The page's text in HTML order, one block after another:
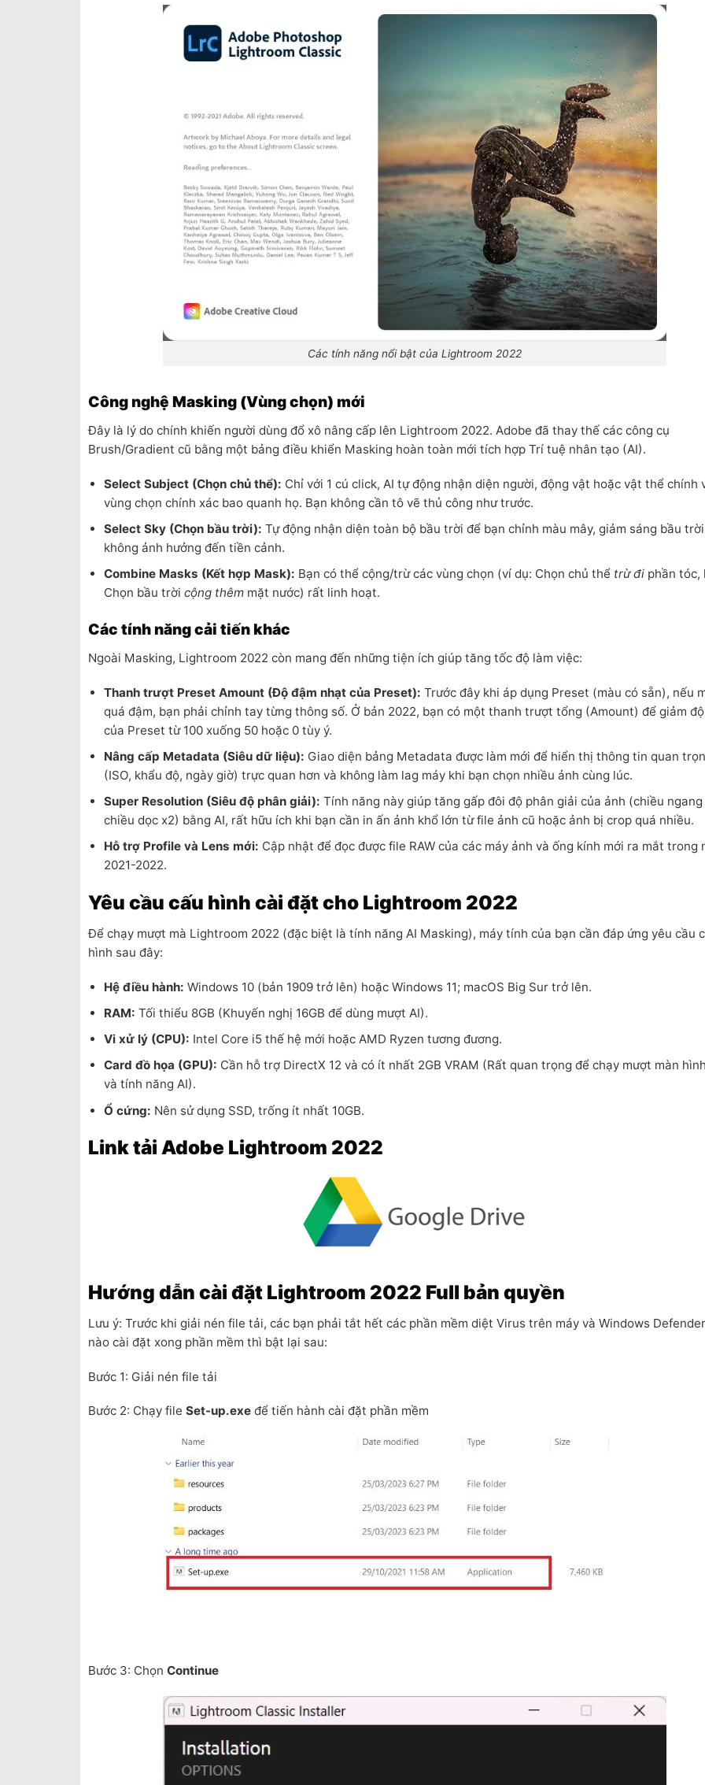
Các tính năng nổi bật của Lightroom 2022
Công nghệ Masking (Vùng chọn) mới
Đây là lý do chính khiến người dùng đổ xô nâng cấp lên Lightroom 2022. Adobe đã thay thế các công cụ
Brush/Gradient cũ bằng một bảng điều khiển Masking hoàn toàn mới tích hợp Trí tuệ nhân tạo (AI).
Select Subject (Chọn chủ thể): Chỉ với 1 cú click, AI tự động nhận diện người, động vật hoặc vật thể chính
vùng chọn chính xác bao quanh họ. Bạn không cần tô vẽ thủ công như trước.
Select Sky (Chọn bầu trời): Tự động nhận diện toàn bộ bầu trời để bạn chỉnh màu mây, giảm sáng bầu
không ảnh hưởng đến tiền cảnh.
Combine Masks (Kết hợp Mask): Bạn có thể cộng/trừ các vùng chọn (ví dụ: Chọn chủ thể trừ điphần tóc,
Chọn bầu trời cộng thêmmặt nước) rất linh hoạt.
Các tính năng cải tiến khác
Ngoài Masking, Lightroom 2022 còn mang đến những tiện ích giúp tăng tốc độ làm việc:
Thanh trượt Preset Amount (Độ đậm nhạt của Preset): Trước đây khi áp dụng Preset (màu có sẵn), nếu
quá đậm, bạn phải chỉnh tay từng thông số. Ở bản 2022, bạn có một thanh trượt tổng (Amount) để giảm
của Preset từ 100 xuống 50 hoặc 0 tùy ý.
Nâng cấp Metadata (Siêu dữ liệu): Giao diện bảng Metadata được làm mới để hiển thị thông tin quan
(ISO, khẩu độ, ngày giờ) trực quan hơn và không làm lag máy khi bạn chọn nhiều ảnh cùng lúc.
Super Resolution (Siêu độ phân giải): Tính năng này giúp tăng gấp đôi độ phân giải của ảnh (chiều ngang
chiều dọc x2) bằng AI, rất hữu ích khi bạn cần in ấn ảnh khổ lớn từ file ảnh cũ hoặc ảnh bị crop quá nhiều.
Hỗ trợ Profile và Lens mới: Cập nhật để đọc được file RAW của các máy ảnh và ống kính mới ra mắt trong
2021-2022.
Yêu cầu cấu hình cài đặt cho Lightroom 2022
Để chạy mượt mà Lightroom 2022 (đặc biệt là tính năng AI Masking), máy tính của bạn cần đáp ứng yêu cầu
hình sau đây:
Hệ điều hành: Windows 10 (bản 1909 trở lên) hoặc Windows 11; macOS Big Sur trở lên.
RAM: Tối thiểu 8GB (Khuyến nghị 16GB để dùng mượt AI).
Vi xử lý (CPU): Intel Core i5 thế hệ mới hoặc AMD Ryzen tương đương.
Card đồ họa (GPU): Cần hỗ trợ DirectX 12 và có ít nhất 2GB VRAM (Rất quan trọng để chạy mượt màn
và tính năng AI).
Ổ cứng: Nên sử dụng SSD, trống ít nhất 10GB.
Link tải Adobe Lightroom 2022
Hướng dẫn cài đặt Lightroom 2022 Full bản quyền
Lưu ý: Trước khi giải nén file tải, các bạn phải tắt hết các phần mềm diệt Virus trên máy và Windows
nào cài đặt xong phần mềm thì bật lại sau:
Bước 1: Giải nén file tải
Bước 2: Chạy file Set-up.exe để tiến hành cài đặt phần mềm
Bước 3: Chọn Continue